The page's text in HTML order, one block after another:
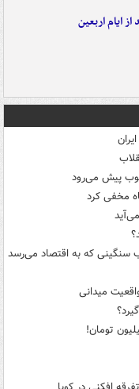
ایام اربعین
خوب پیش می‌رود
مخفی کرد
که به اقتصاد می‌رسد
میدانی